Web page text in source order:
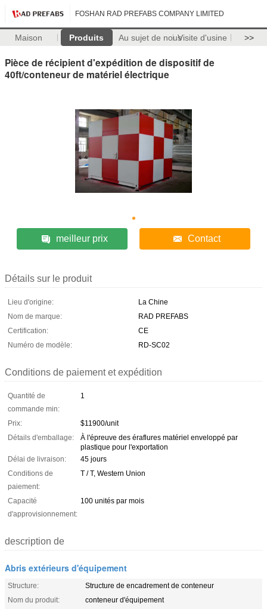
FOSHAN RAD PREFABS COMPANY LIMITED
Maison Produits Au sujet de nousVisite d'usine >>
Pièce de récipient d'expédition de dispositif de
40ft/conteneur de matériel électrique
meilleur prix Contact
Détails sur le produit
Lieu d'origine:
La Chine
Nom de marque:
RAD PREFABS
Certification:
CE
Numéro de modèle:
RD-SC02
Conditions de paiement et expédition
Quantité de
commande min:
1
Prix:
$11900/unit
Détails d'emballage:
À l'épreuve des éraflures matériel enveloppé par
plastique pour l'exportation
Délai de livraison:
45 jours
Conditions de
paiement:
T / T, Western Union
Capacité
d'approvisionnement:
100 unités par mois
description de
Abris extérieurs d'équipement
Structure:
Structure de encadrement de conteneur
Nom du produit:
conteneur d'équipement